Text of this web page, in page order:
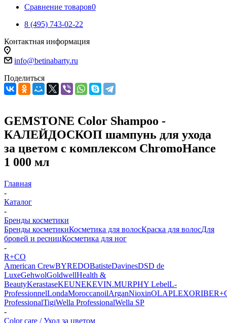
Сравнение товаров0
8 (495) 743-02-22
Контактная информация
info@betinabarty.ru
Поделиться
GEMSTONE Color Shampoo -
КАЛЕЙДОСКОП шампунь для ухода
за цветом с комплексом ChromoHance
1 000 мл
Главная
-
Каталог
-
Бренды косметики
Бренды косметикиКосметика для волосКраска для волосДля
бровей и ресницКосметика для ног
-
R+CO
American CrewBYREDOBatisteDavinesDSD de
LuxeGehwolGoldwellHealth &
BeautyKerastaseKEUNEKEVIN.MURPHY LebelL-
ProfessionnelLondaMoroccanoilArganNiохinOLAPLEXORIBE
ProfessionalTigiWella ProfessionalWella SP
-
Color care / Уход за цветом